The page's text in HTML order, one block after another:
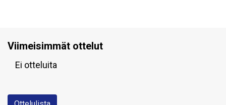
Viimeisimmät ottelut
Ei otteluita